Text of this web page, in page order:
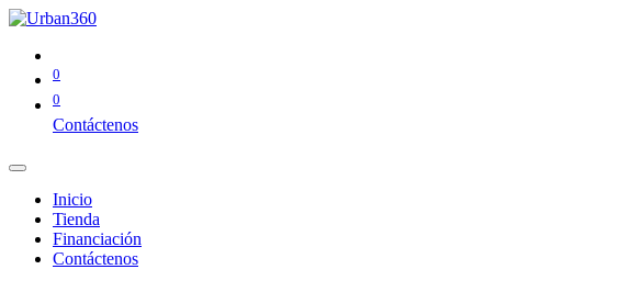
0
0
Contáctenos
Inicio
Tienda
Financiación
Contáctenos